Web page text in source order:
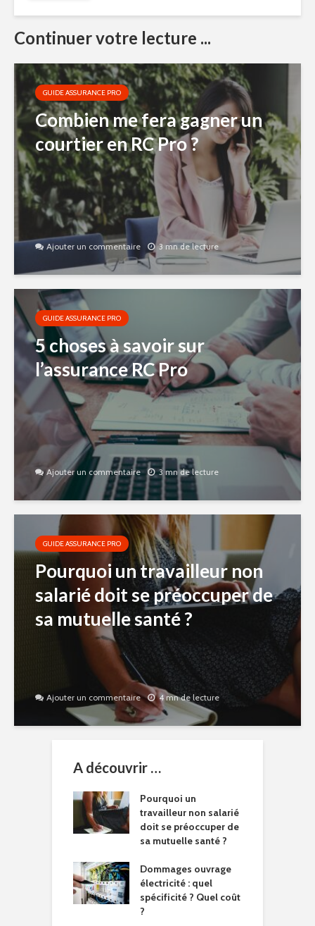
Continuer votre lecture ...
GUIDE ASSURANCE PRO
Combien me fera gagner un
courtier en RC Pro ?
Ajouter un commentaire 3 mn de lecture
GUIDE ASSURANCE PRO
5 choses à savoir sur
l’assurance RC Pro
Ajouter un commentaire 3 mn de lecture
GUIDE ASSURANCE PRO
Pourquoi un travailleur non
salarié doit se préoccuper de
sa mutuelle santé ?
Ajouter un commentaire 4 mn de lecture
A découvrir …
Pourquoi un
travailleur non salarié
doit se préoccuper de
sa mutuelle santé ?
Dommages ouvrage
électricité : quel
spécificité ? Quel coût
?